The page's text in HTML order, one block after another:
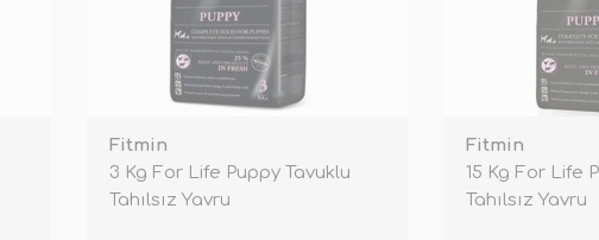
Fitmin
3 Kg For Life Puppy Tavuklu
Tahılsız Yavru
Fitmin
15 Kg For Life
Tahılsız Yavru